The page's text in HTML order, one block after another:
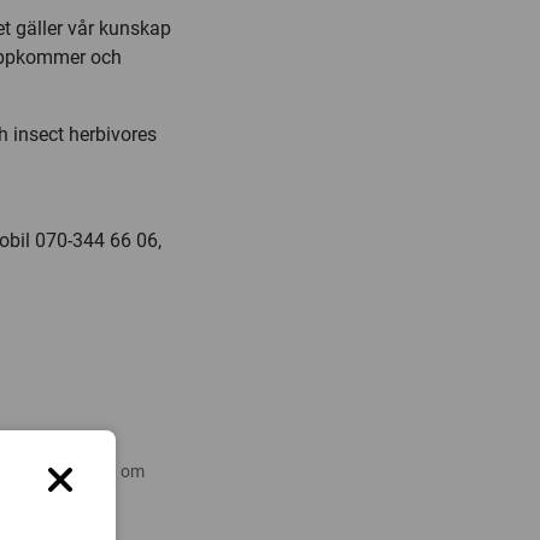
gäller vår kunskap
och
insect herbivores
070-344 66 06,
forskning om